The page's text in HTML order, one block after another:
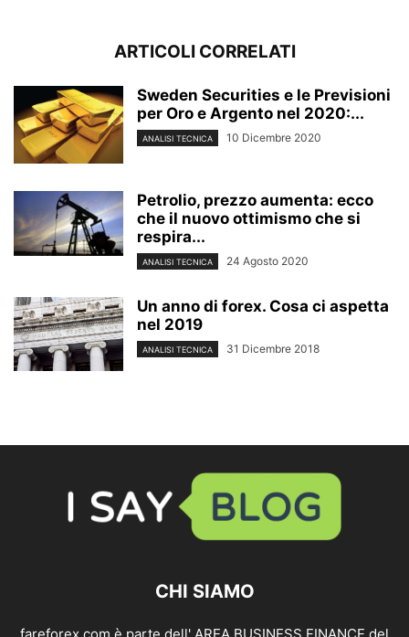
ARTICOLI CORRELATI
Sweden Securities e le Previsioni
per Oro e Argento nel 2020:...
ANALISI TECNICA 10 Dicembre 2020
Petrolio, prezzo aumenta: ecco
che il nuovo ottimismo che si
respira...
ANALISI TECNICA 24 Agosto 2020
Un anno di forex. Cosa ci aspetta
nel 2019
ANALISI TECNICA 31 Dicembre 2018
CHI SIAMO